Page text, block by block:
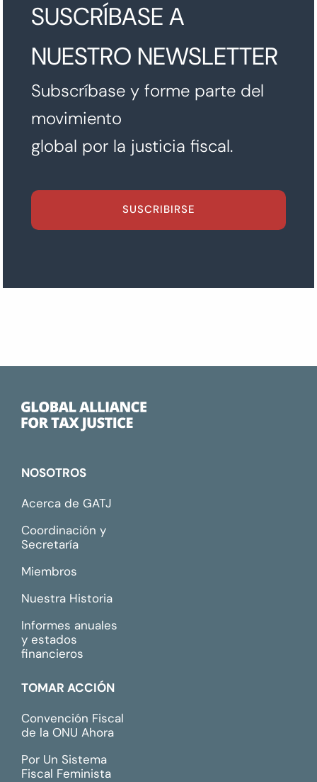
SUSCRÍBASE A
NUESTRO NEWSLETTER
Subscríbase y forme parte del
movimiento
global por la justicia fiscal.
SUSCRIBIRSE
NOSOTROS
Acerca de GATJ
Coordinación y
Secretaría
Miembros
Nuestra Historia
Informes anuales
y estados
financieros
TOMAR ACCIÓN
Convención Fiscal
de la ONU Ahora
Por Un Sistema
Fiscal Feminista